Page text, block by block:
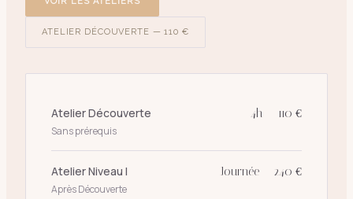
ATELIER DÉCOUVERTE — 110 €
Atelier Découverte
Sans prérequis
4h — 110 €
Atelier Niveau I
Après Découverte
Journée — 240 €